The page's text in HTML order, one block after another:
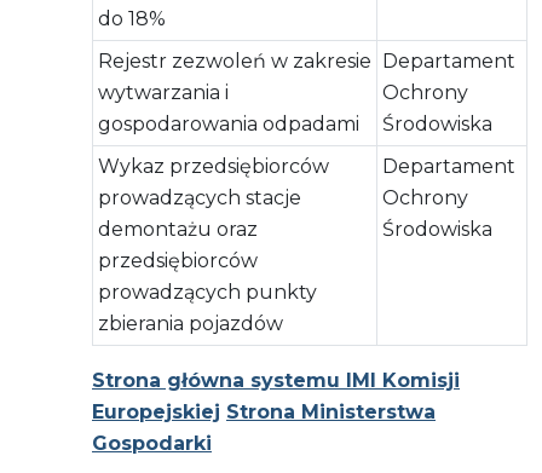
do 18%
Rejestr zezwoleń w zakresie
wytwarzania i
gospodarowania odpadami
Departament
Ochrony
Środowiska
Wykaz przedsiębiorców
prowadzących stacje
demontażu oraz
przedsiębiorców
prowadzących punkty
zbierania pojazdów
Departament
Ochrony
Środowiska
Strona główna systemu IMI Komisji
Europejskiej Strona Ministerstwa
Gospodarki